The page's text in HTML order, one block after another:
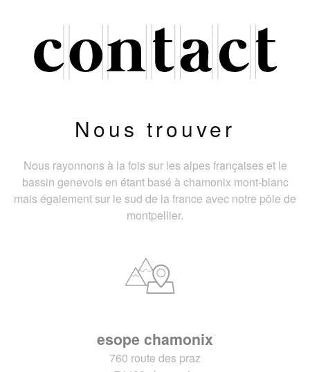
Nous trouver
Nous rayonnons à la fois sur les alpes françaises et le
bassin genevois en étant basé à chamonix mont-blanc
mais également sur le sud de la france avec notre pôle de
montpellier.
esope chamonix
760 route des praz